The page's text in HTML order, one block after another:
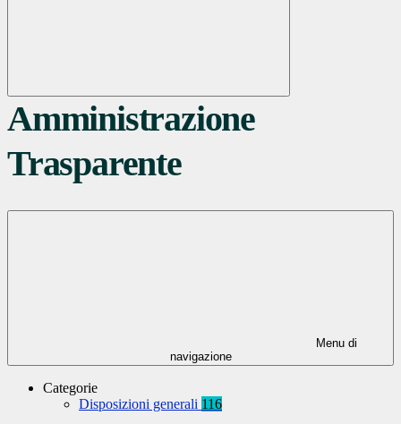
Amministrazione
Trasparente
Menu di
navigazione
Categorie
Disposizioni generali 116